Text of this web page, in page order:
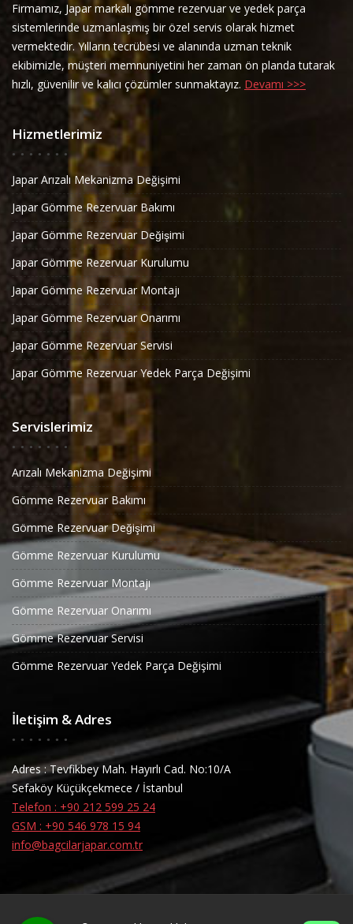
Firmamız, Japar markalı gömme rezervuar ve yedek parça
sistemlerinde uzmanlaşmış bir özel servis olarak hizmet
vermektedir. Yılların tecrübesi ve alanında uzman teknik
ekibimizle, müşteri memnuniyetini her zaman ön planda tutarak
hızlı, güvenilir ve kalıcı çözümler sunmaktayız. Devamı >>>
Hizmetlerimiz
Japar Arızalı Mekanizma Değişimi
Japar Gömme Rezervuar Bakımı
Japar Gömme Rezervuar Değişimi
Japar Gömme Rezervuar Kurulumu
Japar Gömme Rezervuar Montajı
Japar Gömme Rezervuar Onarımı
Japar Gömme Rezervuar Servisi
Japar Gömme Rezervuar Yedek Parça Değişimi
Servislerimiz
Arızalı Mekanizma Değişimi
Gömme Rezervuar Bakımı
Gömme Rezervuar Değişimi
Gömme Rezervuar Kurulumu
Gömme Rezervuar Montajı
Gömme Rezervuar Onarımı
Gömme Rezervuar Servisi
Gömme Rezervuar Yedek Parça Değişimi
İletişim & Adres
Adres : Tevfikbey Mah. Hayırlı Cad. No:10/A
Sefaköy Küçükçekmece / İstanbul
Telefon : +90 212 599 25 24
GSM : +90 546 978 15 94
info@bagcilarjapar.com.tr